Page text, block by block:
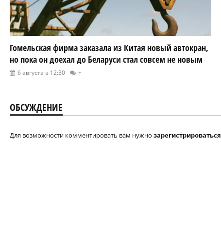
Гомельская фирма заказала из Китая новый автокран,
но пока он доехал до Беларуси стал совсем не новым
6 августа в 12:30 +
ОБСУЖДЕНИЕ
Для возможности комментировать вам нужно зарегистрироваться